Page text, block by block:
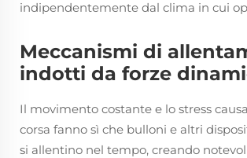
indipendentemente dal clima in cui
Meccanismi di
indotti da forze
Il movimento costante e lo stress
corsa fanno sì che bulloni e altri
si allentino nel tempo, creando